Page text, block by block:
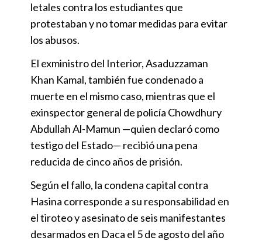
letales contra los estudiantes que
protestaban y no tomar medidas para evitar
los abusos.
El exministro del Interior, Asaduzzaman
Khan Kamal, también fue condenado a
muerte en el mismo caso, mientras que el
exinspector general de policía Chowdhury
Abdullah Al-Mamun —quien declaró como
testigo del Estado— recibió una pena
reducida de cinco años de prisión.
Según el fallo, la condena capital contra
Hasina corresponde a su responsabilidad en
el tiroteo y asesinato de seis manifestantes
desarmados en Daca el 5 de agosto del año